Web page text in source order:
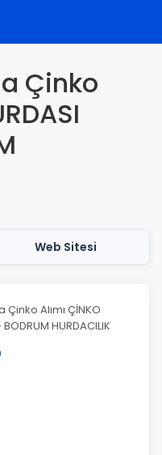
Çinko
Web Sitesi
Çinko Alımı ÇİNKO
HURDACILIK